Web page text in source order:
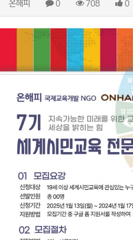
온해피 0 708 0